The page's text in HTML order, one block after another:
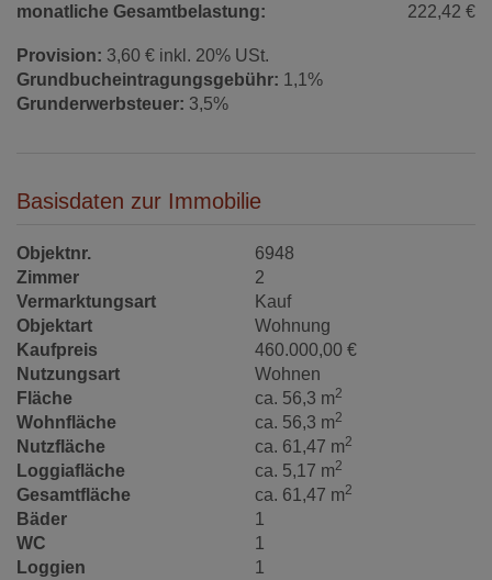
monatliche Gesamtbelastung:
222,42 €
Provision: 3,60 € inkl. 20% USt.
Grundbucheintragungsgebühr: 1,1%
Grunderwerbsteuer: 3,5%
Basisdaten zur Immobilie
Objektnr.
6948
Zimmer
2
Vermarktungsart
Kauf
Objektart
Wohnung
Kaufpreis
460.000,00 €
Nutzungsart
Wohnen
Fläche
ca. 56,3 m2
Wohnfläche ca. 56,3 m2
Nutzfläche ca. 61,47 m2
Loggiafläche ca. 5,17 m2
Gesamtfläche ca. 61,47 m2
Bäder
1
WC
1
Loggien
1